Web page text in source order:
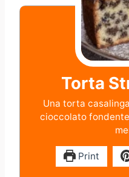
Torta
Una torta
cioccolato
Print